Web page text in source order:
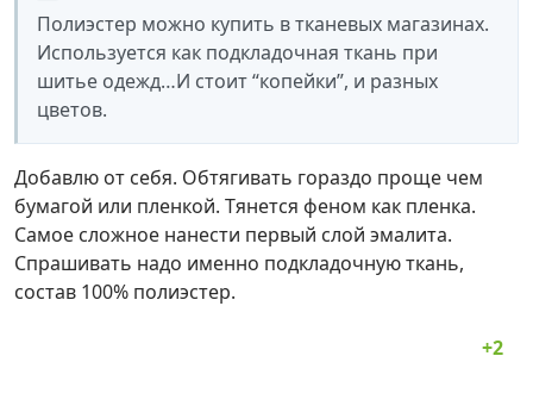
Полиэстер можно купить в тканевых магазинах.
Используется как подкладочная ткань при
шитье одежд…И стоит “копейки”, и разных
цветов.
Добавлю от себя. Обтягивать гораздо проще чем
бумагой или пленкой. Тянется феном как пленка.
Самое сложное нанести первый слой эмалита.
Спрашивать надо именно подкладочную ткань,
состав 100% полиэстер.